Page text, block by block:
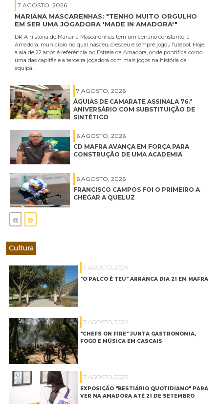
7 AGOSTO, 2026
MARIANA MASCARENHAS: "TENHO MUITO ORGULHO
EM SER UMA JOGADORA 'MADE IN AMADORA'"
DR A história de Mariana Mascarenhas tem um cenário constante: a
Amadora, município no qual nasceu, cresceu e sempre jogou futebol. Hoje,
a ala de 22 anos é referência no Estrela da Amadora, onde pontifica como
uma das capitãs e a terceira jogadora com mais jogos na história da
equipa…
7 AGOSTO, 2026
ÁGUIAS DE CAMARATE ASSINALA 76.ª
ANIVERSÁRIO COM SUBSTITUIÇÃO DE
SINTÉTICO
6 AGOSTO, 2026
CD MAFRA AVANÇA EM FORÇA PARA
CONSTRUÇÃO DE UMA ACADEMIA
6 AGOSTO, 2026
FRANCISCO CAMPOS FOI O PRIMEIRO A
CHEGAR A QUELUZ
« »
Cultura
7 AGOSTO, 2026
"O PALCO É TEU" ARRANCA DIA 21 EM MAFRA
7 AGOSTO, 2026
"CHEFS ON FIRE" JUNTA GASTRONOMIA,
FOGO E MÚSICA EM CASCAIS
7 AGOSTO, 2026
EXPOSIÇÃO "BESTIÁRIO QUOTIDIANO" PARA
VER NA AMADORA ATÉ 21 DE SETEMBRO